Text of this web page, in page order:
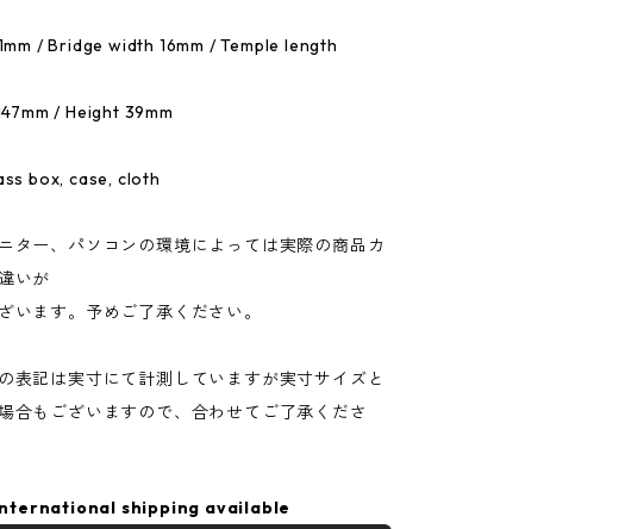
/ Bridge width 16mm / Temple length
/ Height 39mm
box, case, cloth
ター、パソコンの環境によっては実際の商品カ
いが
います。予めご了承ください。
表記は実寸にて計測していますが実寸サイズと
合もございますので、合わせてご了承くださ
shipping available